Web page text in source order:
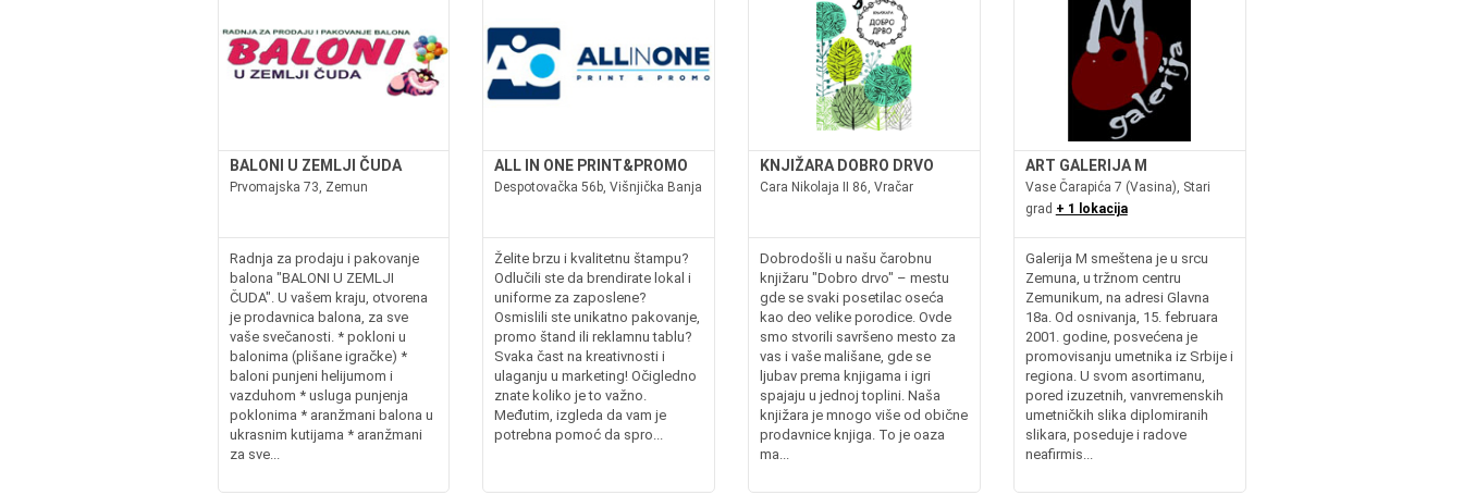
BALONI U ZEMLJI ČUDA
Prvomajska 73, Zemun
Radnja za prodaju i pakovanje
balona "BALONI U ZEMLJI
ČUDA". U vašem kraju, otvorena
je prodavnica balona, za sve
vaše svečanosti. * pokloni u
balonima (plišane igračke) *
baloni punjeni helijumom i
vazduhom * usluga punjenja
poklonima * aranžmani balona u
ukrasnim kutijama * aranžmani
za sve...
ALL IN ONE PRINT&PROMO
Despotovačka 56b, Višnjička Banja
Želite brzu i kvalitetnu štampu?
Odlučili ste da brendirate lokal i
uniforme za zaposlene?
Osmislili ste unikatno pakovanje,
promo štand ili reklamnu tablu?
Svaka čast na kreativnosti i
ulaganju u marketing! Očigledno
znate koliko je to važno.
Međutim, izgleda da vam je
potrebna pomoć da spro...
KNJIŽARA DOBRO DRVO
Cara Nikolaja II 86, Vračar
Dobrodošli u našu čarobnu
knjižaru "Dobro drvo" – mestu
gde se svaki posetilac oseća
kao deo velike porodice. Ovde
smo stvorili savršeno mesto za
vas i vaše mališane, gde se
ljubav prema knjigama i igri
spajaju u jednoj toplini. Naša
knjižara je mnogo više od obične
prodavnice knjiga. To je oaza
ma...
ART GALERIJA M
Vase Čarapića 7 (Vasina), Stari
grad + 1 lokacija
Galerija M smeštena je u srcu
Zemuna, u tržnom centru
Zemunikum, na adresi Glavna
18a. Od osnivanja, 15. februara
2001. godine, posvećena je
promovisanju umetnika iz Srbije i
regiona. U svom asortimanu,
pored izuzetnih, vanvremenskih
umetničkih slika diplomiranih
slikara, poseduje i radove
neafirmis...